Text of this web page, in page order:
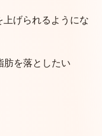
上げられるようにな
肪を落としたい